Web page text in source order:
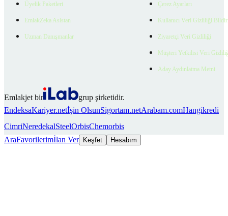
Üyelik Paketleri
EmlakZeka Asistan
Uzman Danışmanlar
Çerez Ayarları
Kullanıcı Veri Gizliliği
Ziyaretçi Veri Gizliliği
Müşteri Yetkilisi Veri
Aday Aydınlatma Metni
Emlakjet bir
grup şirketidir.
EndeksaKariyer.netİşin OlsunSigortam.netArabam.comHangikredi
CimriNeredekalSteelOrbisChemorbis
AraFavorilerimİlan Ver Keşfet Hesabım